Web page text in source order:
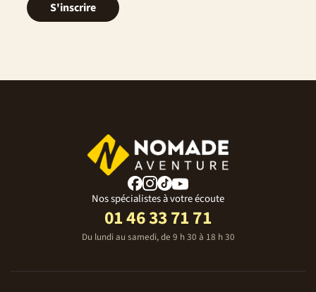
S'inscrire
Nos spécialistes à votre écoute
01 46 33 71 71
Du lundi au samedi, de 9 h 30 à 18 h 30